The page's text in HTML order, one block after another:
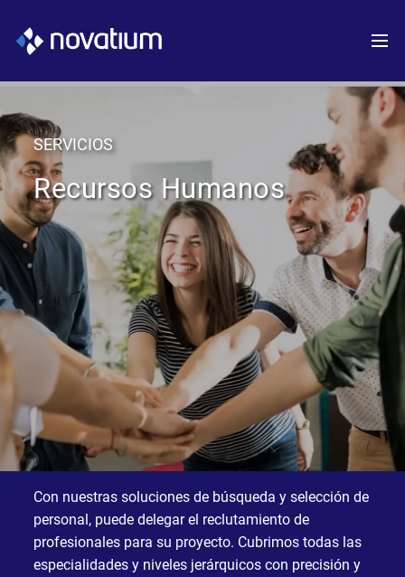
SERVICIOS
Recursos Humanos
Con nuestras soluciones de búsqueda y selección de
personal, puede delegar el reclutamiento de
profesionales para su proyecto. Cubrimos todas las
especialidades y niveles jerárquicos con precisión y